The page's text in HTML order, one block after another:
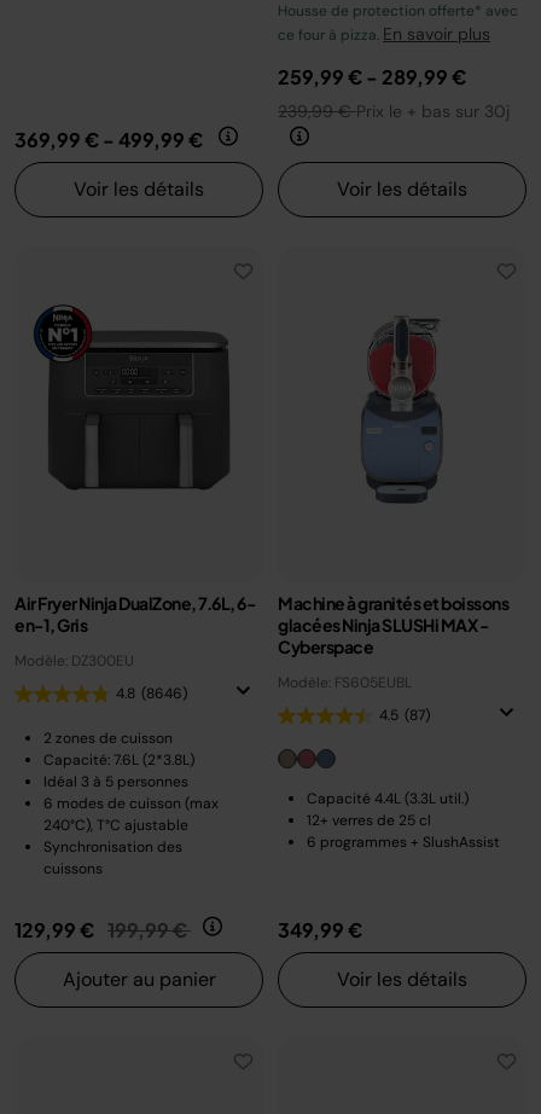
369,99 €- 499,99 €
Voir les détails
Housse de protection offerte* avec
ce four à pizza. En savoir plus
259,99 €- 289,99 €
239,99 €Prix le + bas sur 30j
Voir les détails
Air Fryer Ninja DualZone, 7.6L, 6-
en-1, Gris
Modèle: DZ300EU
4.8 (8646)
2 zones de cuisson
Capacité: 7.6L (2*3.8L)
Idéal 3 à 5 personnes
6 modes de cuisson (max
240°C), T°C ajustable
Synchronisation des
cuissons
129,99 € Prix réduit de
199,99 € au
Ajouter au panier
Machine à granités et boissons
glacées Ninja SLUSHi MAX -
Cyberspace
Modèle: FS605EUBL
4.5 (87)
Capacité 4.4L (3.3L util.)
12+ verres de 25 cl
6 programmes + SlushAssist
349,99 €
Voir les détails